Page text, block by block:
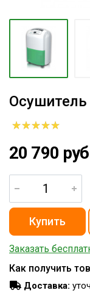
Осушитель
20 790
Заказать
Как получить
Доставка: